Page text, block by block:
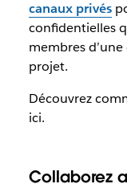
canaux privés
confidentielles
membres
projet.
Découvrez
ici.
Collaborez